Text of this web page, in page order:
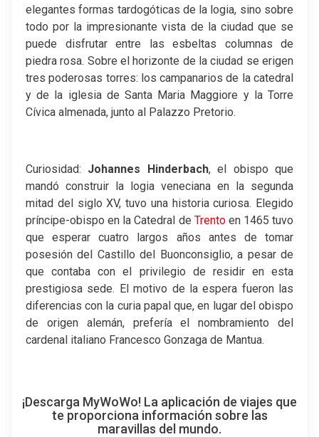
elegantes formas tardogóticas de la logia, sino sobre
todo por la impresionante vista de la ciudad que se
puede disfrutar entre las esbeltas columnas de
piedra rosa. Sobre el horizonte de la ciudad se erigen
tres poderosas torres: los campanarios de la catedral
y de la iglesia de Santa Maria Maggiore y la Torre
Cívica almenada, junto al Palazzo Pretorio.
Curiosidad: Johannes Hinderbach, el obispo que
mandó construir la logia veneciana en la segunda
mitad del siglo XV, tuvo una historia curiosa. Elegido
príncipe-obispo en la Catedral de Trentoen 1465 tuvo
que esperar cuatro largos años antes de tomar
posesión del Castillo del Buonconsiglio, a pesar de
que contaba con el privilegio de residir en esta
prestigiosa sede. El motivo de la espera fueron las
diferencias con la curia papal que, en lugar del obispo
de origen alemán, prefería el nombramiento del
cardenal italiano Francesco Gonzaga de Mantua.
¡Descarga MyWoWo! La aplicación de viajes que
te proporciona información sobre las
maravillas del mundo.